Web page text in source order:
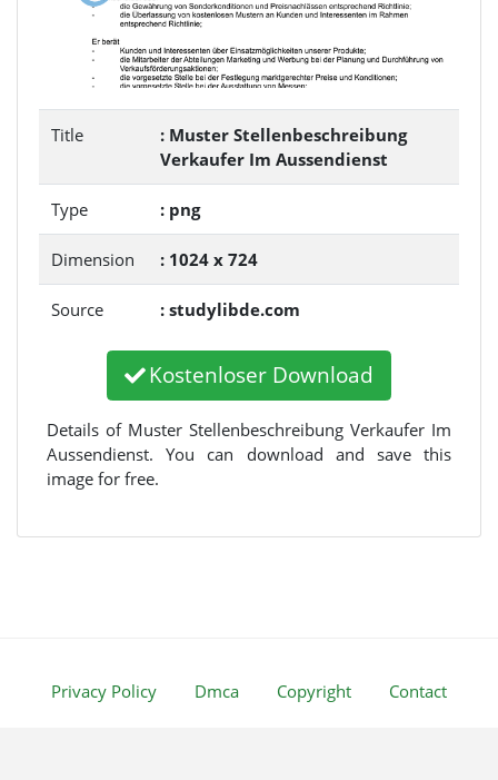
Title
: Muster Stellenbeschreibung
Verkaufer Im Aussendienst
Type : png
Dimension : 1024 x 724
Source : studylibde.com
Kostenloser Download
Details of Muster Stellenbeschreibung Verkaufer Im
Aussendienst. You can download and save this
image for free.
Privacy Policy Dmca Copyright Contact